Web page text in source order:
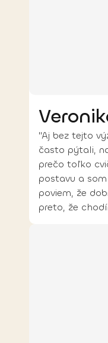
"Aj bez tejto
často pýtali,
prečo toľko
postavu a
poviem, že
preto, že